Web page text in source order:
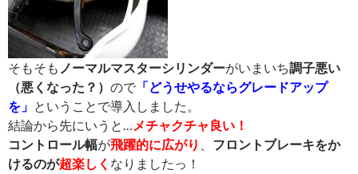
そもそも ノーマルマスターシリンダーがいまいち調子悪い
（悪くなった？） ので 「どうせやるならグレードアップ
を」 ということで導入しました。
結論から先にいうと… メチャクチャ良い！
コントロール幅が飛躍的に広がり
フロントブレーキをか
けるのが超楽しく なりましたっ！